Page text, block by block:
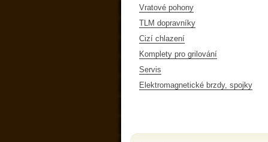
Vratové pohony
TLM dopravníky
Cizí chlazení
Komplety pro grilování
Servis
Elektromagnetické brzdy, spojky